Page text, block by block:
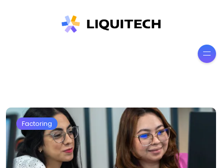
Factoring